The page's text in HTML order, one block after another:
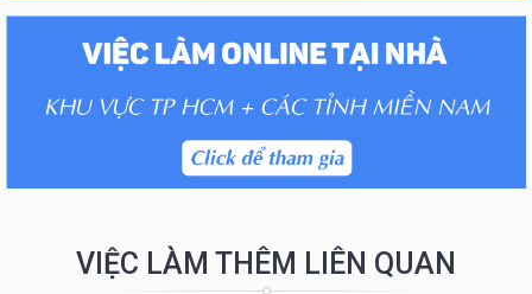
VIỆC LÀM THÊM LIÊN QUAN